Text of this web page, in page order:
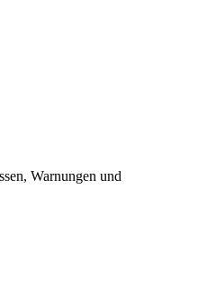
Warnungen und